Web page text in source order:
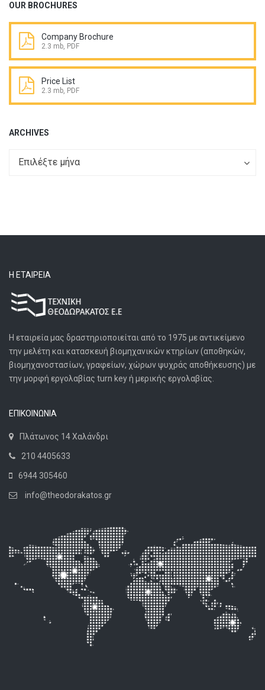
OUR BROCHURES
Company Brochure
2.3 mb, PDF
Price List
2.3 mb, PDF
ARCHIVES
Archives
Επιλέξτε μήνα
Archives
Η ΕΤΑΙΡΕΊΑ
Η εταιρεία μας δραστηριοποιείται από το 1975 με αντικείμενο
την μελέτη και κατασκευή βιομηχανικών κτηρίων (αποθηκών,
βιομηχανοστασίων, γραφείων, χώρων ψυχράς αποθήκευσης) με
την μορφή εργολαβίας turn key ή μερικής εργολαβίας.
ΕΠΙΚΟΙΝΩΝΙΑ
Πλάτωνος 14 Χαλάνδρι
210 4405633
6944 305460
info@theodorakatos.gr